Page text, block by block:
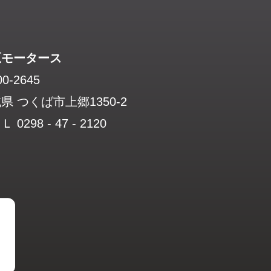
ータース
2645
つくば市上郷1350-2
0298 - 47 - 2120